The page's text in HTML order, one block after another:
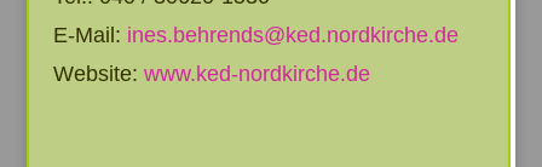
E-Mail: ines.behrends@ked.nordkirche.de
Website:www.ked-nordkirche.de